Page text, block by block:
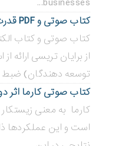
کتاب صوتی و PDF قدرت جذبه از برایان تریسی
از برایان تریسی ارائه
توسعه دهندگان)
کتاب صوتی کارما اثر دو
کارما به معنی
است و این عملکردها